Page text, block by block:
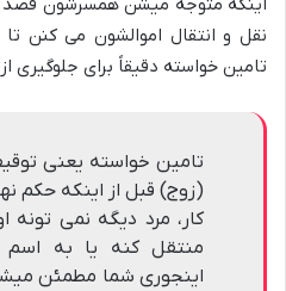
اینکه متوجه میشن همسرشون قصد
نقل و انتقال اموالشون می کنن
تامین خواسته دقیقاً برای جلوگیری
تامین خواسته یعنی
(زوج) قبل از اینکه حکم
کار، مرد دیگه نمی تونه
منتقل کنه یا به
اینجوری شما مطمئن